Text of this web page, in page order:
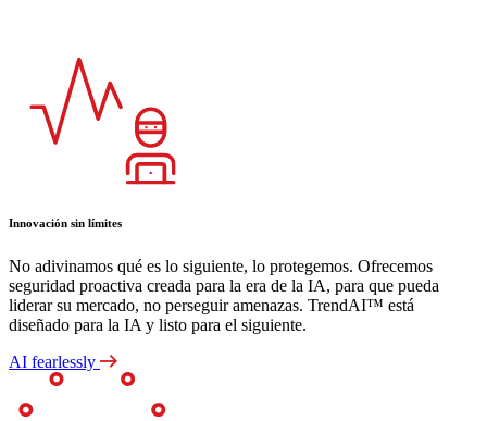
Innovación sin límites
No adivinamos qué es lo siguiente, lo protegemos. Ofrecemos
seguridad proactiva creada para la era de la IA, para que pueda
liderar su mercado, no perseguir amenazas. TrendAI™ está
diseñado para la IA y listo para el siguiente.
AI fearlessly